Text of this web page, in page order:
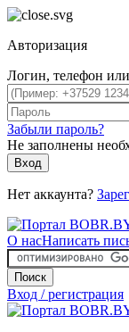
Авторизация
Логин, телефон
Забыли пароль?
Не заполнены
Вход
Нет аккаунта?
О насНаписать
Поиск
Вход / регистрация